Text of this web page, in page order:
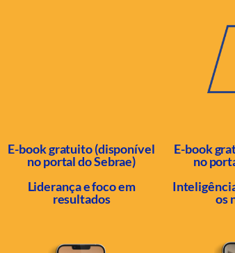
E-book gratuito (disponível
no portal do Sebrae)
Liderança e foco em
resultados
E-book
no
os